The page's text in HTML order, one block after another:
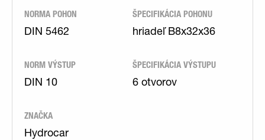
NORMA POHON
DIN 5462
ŠPECIFIKÁCIA POHONU
hriadeľ B8x32x36
NORM VÝSTUP
DIN 10
ŠPECIFIKÁCIA VÝSTUPU
6 otvorov
ZNAČKA
Hydrocar